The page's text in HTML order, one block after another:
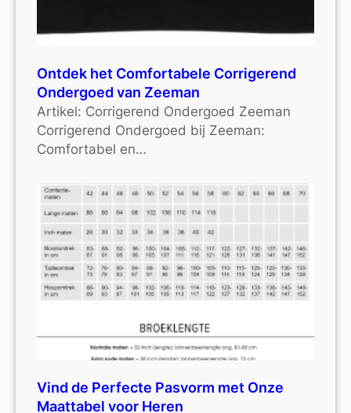
Ontdek het Comfortabele Corrigerend
Ondergoed van Zeeman
Artikel: Corrigerend Ondergoed Zeeman
Corrigerend Ondergoed bij Zeeman:
Comfortabel en…
Vind de Perfecte Pasvorm met Onze
Maattabel voor Heren